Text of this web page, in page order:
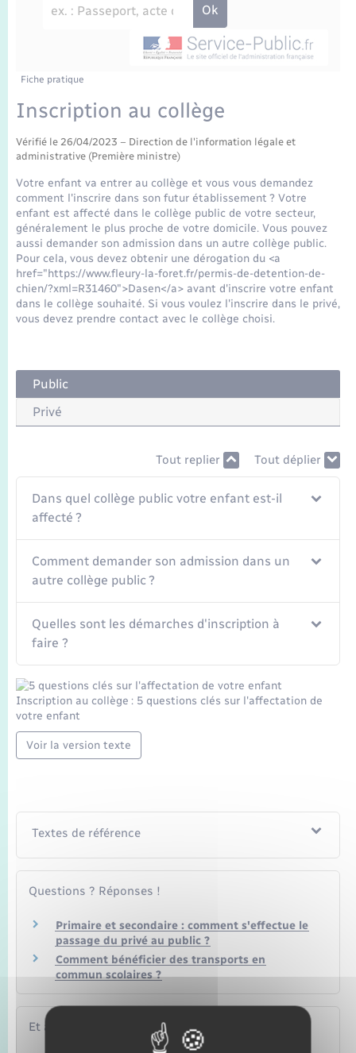
Etat-civil - Papiers - Citoyenneté
Parrainage civil
Recensement
Concessions funéraires
Nouvel habitant
Numérique
Organisation d’événement
Sécurité - Prévention
Seniors
Transports scolaires
Voirie et espace public
Travaux - Autorisation d’occupation de l’espace
Plan interactif
La Communauté de communes
Fiche pratique
Inscription au collège
Vérifié le 26/04/2023 – Direction de l'information légale et
administrative (Première ministre)
Votre enfant va entrer au collège et vous vous demandez
comment l'inscrire dans son futur établissement ? Votre
enfant est affecté dans le collège public de votre secteur,
généralement le plus proche de votre domicile. Vous pouvez
aussi demander son admission dans un autre collège public.
Pour cela, vous devez obtenir une dérogation du <a
href="https://www.fleury-la-foret.fr/permis-de-detention-de-
chien/?xml=R31460">Dasen</a> avant d'inscrire votre enfant
dans le collège souhaité. Si vous voulez l'inscrire dans le privé,
vous devez prendre contact avec le collège choisi.
Public
Privé
Tout replier Tout déplier
Dans quel collège public votre enfant est-il
affecté ?
Comment demander son admission dans un
autre collège public ?
Quelles sont les démarches d'inscription à
faire ?
Inscription au collège : 5 questions clés sur l'affectation de
votre enfant
Voir la version texte
Textes de référence
Questions ? Réponses !
Primaire et secondaire : comment s'effectue le
passage du privé au public ?
Comment bénéficier des transports en
commun scolaires ?
Et aussi